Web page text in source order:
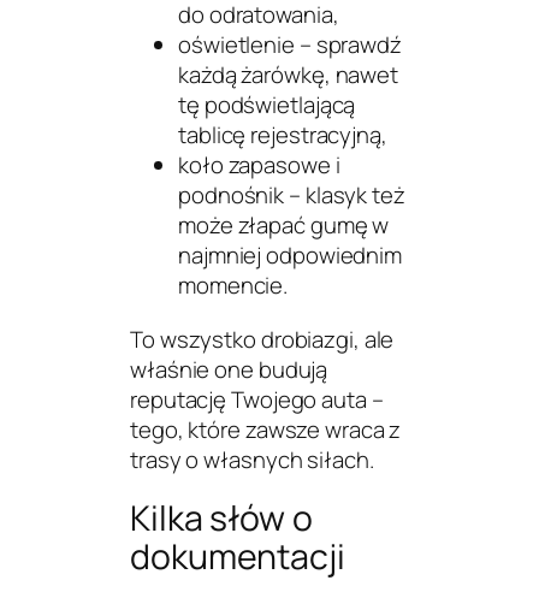
do odratowania,
oświetlenie – sprawdź
każdą żarówkę, nawet
tę podświetlającą
tablicę rejestracyjną,
koło zapasowe i
podnośnik – klasyk też
może złapać gumę w
najmniej odpowiednim
momencie.
To wszystko drobiazgi, ale
właśnie one budują
reputację Twojego auta –
tego, które zawsze wraca z
trasy o własnych siłach.
Kilka słów o
dokumentacji